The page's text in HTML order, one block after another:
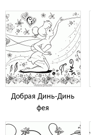
Добрая Динь-Динь
фея